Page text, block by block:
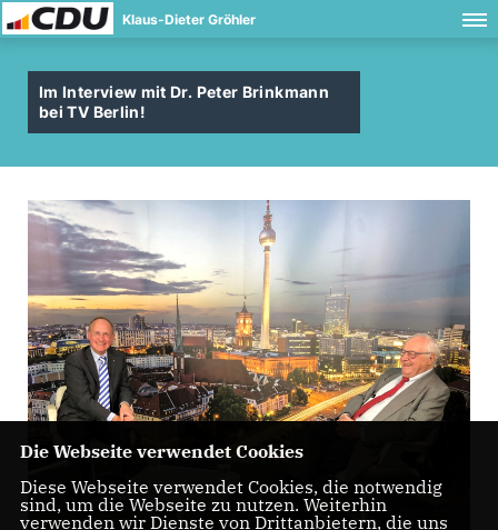
Klaus-Dieter Gröhler
Im Interview mit Dr. Peter Brinkmann
bei TV Berlin!
Die Webseite verwendet Cookies
Diese Webseite verwendet Cookies, die notwendig
sind, um die Webseite zu nutzen. Weiterhin
verwenden wir Dienste von Drittanbietern, die uns